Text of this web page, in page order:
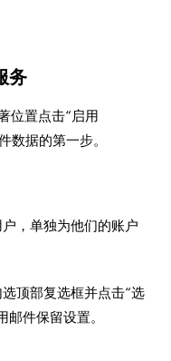
务
位置点击“启用
数据的第一步。
，单独为他们的账户
顶部复选框并点击“选
件保留设置。